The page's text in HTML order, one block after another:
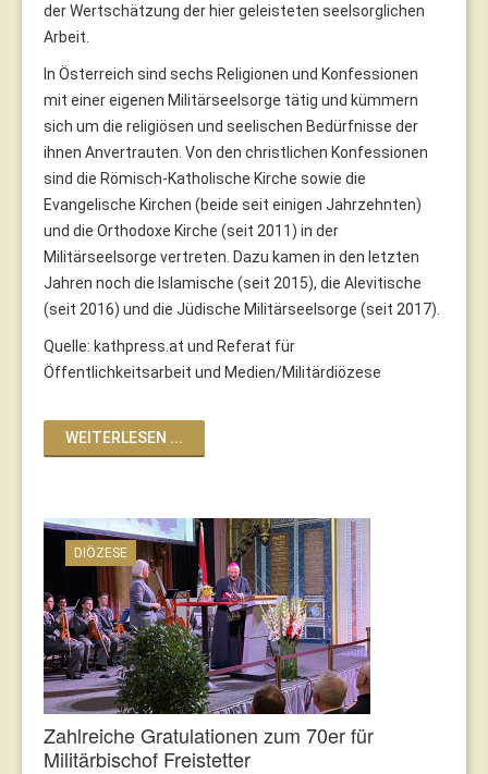
der Wertschätzung der hier geleisteten seelsorglichen
Arbeit.
In Österreich sind sechs Religionen und Konfessionen
mit einer eigenen Militärseelsorge tätig und kümmern
sich um die religiösen und seelischen Bedürfnisse der
ihnen Anvertrauten. Von den christlichen Konfessionen
sind die Römisch-Katholische Kirche sowie die
Evangelische Kirchen (beide seit einigen Jahrzehnten)
und die Orthodoxe Kirche (seit 2011) in der
Militärseelsorge vertreten. Dazu kamen in den letzten
Jahren noch die Islamische (seit 2015), die Alevitische
(seit 2016) und die Jüdische Militärseelsorge (seit 2017).
Quelle: kathpress.at und Referat für
Öffentlichkeitsarbeit und Medien/Militärdiözese
WEITERLESEN ...
DIÖZESE
Zahlreiche Gratulationen zum 70er für
Militärbischof Freistetter